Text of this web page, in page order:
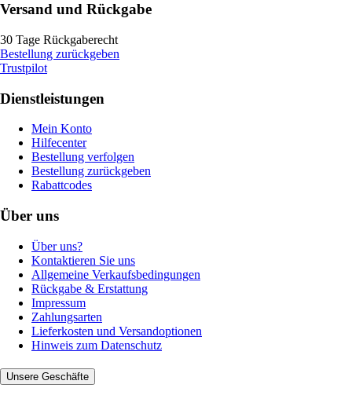
Versand und Rückgabe
30 Tage Rückgaberecht
Bestellung zurückgeben
Trustpilot
Dienstleistungen
Mein Konto
Hilfecenter
Bestellung verfolgen
Bestellung zurückgeben
Rabattcodes
Über uns
Über uns?
Kontaktieren Sie uns
Allgemeine Verkaufsbedingungen
Rückgabe & Erstattung
Impressum
Zahlungsarten
Lieferkosten und Versandoptionen
Hinweis zum Datenschutz
Unsere Geschäfte